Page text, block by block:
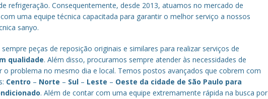
refrigeração. Consequentemente, desde 2013, atuamos no mercado de
uma equipe técnica capacitada para garantir o melhor serviço a nossos
sanyo.
peças de reposição originais e similares para realizar serviços de
qualidade. Além disso, procuramos sempre atender às necessidades de
o problema no mesmo dia e local. Temos postos avançados que cobrem com
Centro – Norte – Sul – Leste – Oeste da cidade de São Paulo para
. Além de contar com uma equipe extremamente rápida na busca por